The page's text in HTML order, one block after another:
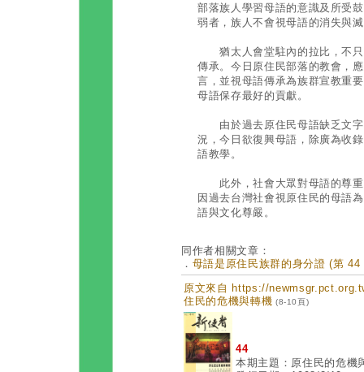
部落族人學習母語的意識及所受
弱者，族人不會視母語的消失與
猶太人會堂駐內的拉比，不只
傳承。今日原住民部落的教會，
言，並視母語傳承為族群宣教重
母語保存最好的貢獻。
由於過去原住民母語缺乏文字
況，今日欲復興母語，除廣為收
語教學。
此外，社會大眾對母語的尊重
因過去台灣社會視原住民的母語
語與文化尊嚴。
同作者相關文章：
． 母語是原住民族群的身分證 (第 44
原文來自 https://
住民的危機與轉機 (8-10頁)
44
本期主題：原住民的危機